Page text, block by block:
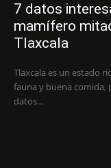
7 datos
mamífero
Tlaxcala
Tlaxcala es un estado
fauna y buena comida,
datos...